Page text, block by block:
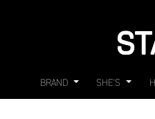
BRAND SHE'S